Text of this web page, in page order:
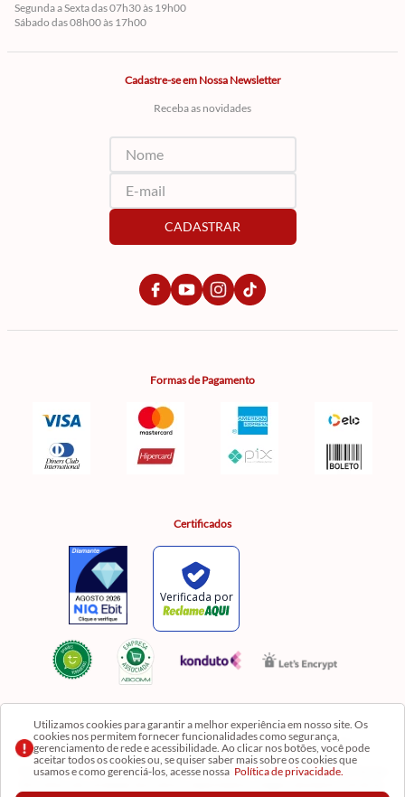
Utilizamos cookies para garantir a melhor experiência em nosso site. Os
cookies nos permitem fornecer funcionalidades como segurança,
gerenciamento de rede e acessibilidade. Ao clicar nos botões, você pode
aceitar todos os cookies ou, se quiser saber mais sobre os cookies que
usamos e como gerenciá-los, acesse nossa Política de privacidade.
Segunda a Sexta das 07h30 às 19h00
Sábado das 08h00 às 17h00
Cadastre-se em Nossa Newsletter
Receba as novidades
CADASTRAR
Formas de Pagamento
Certificados
Razão Social: Comercial Luzia Meire de Gêneros Alimentícios LTDA | CNPJ:
08.991.182/0001-11
Os preços, produtos e quantidades da Loja Virtual não se aplicam aos da Loja Física. Na Loja